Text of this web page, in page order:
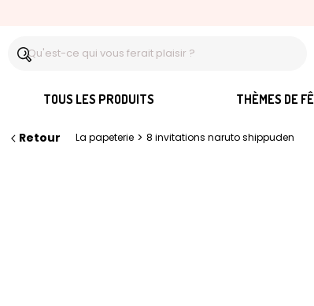
TOUS LES PRODUITS THÈMES DE
Retour La papeterie > 8 invitations naruto shippuden